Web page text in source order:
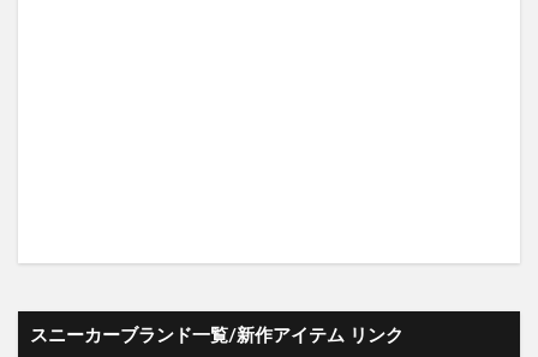
スニーカーブランド一覧/新作アイテム リンク